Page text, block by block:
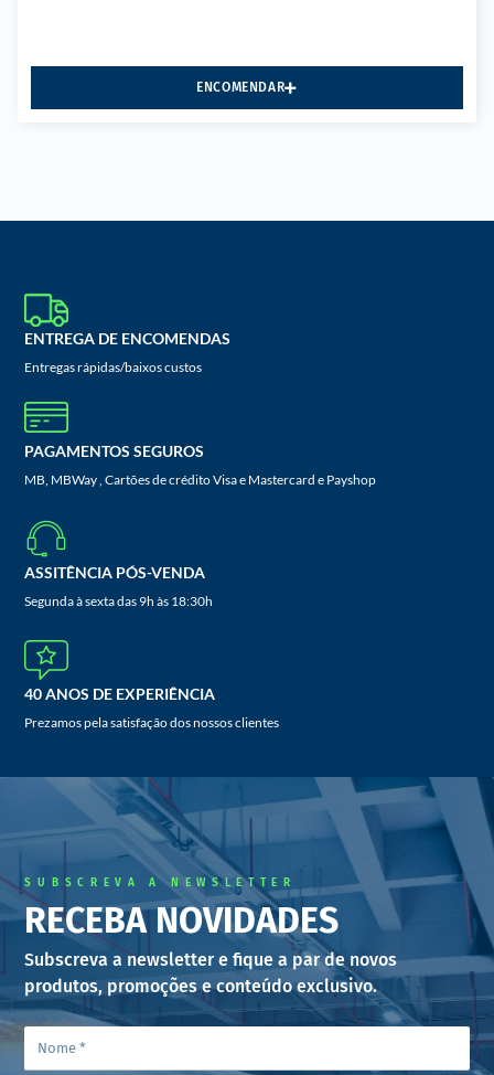
ENCOMENDAR
ENTREGA DE ENCOMENDAS
Entregas rápidas/baixos custos
PAGAMENTOS SEGUROS
MB, MBWay , Cartões de crédito Visa e Mastercard e Payshop
ASSITÊNCIA PÓS-VENDA
Segunda à sexta das 9h às 18:30h
40 ANOS DE EXPERIÊNCIA
Prezamos pela satisfação dos nossos clientes
SUBSCREVA A NEWSLETTER
RECEBA NOVIDADES
Subscreva a newsletter e fique a par de novos
produtos, promoções e conteúdo exclusivo.